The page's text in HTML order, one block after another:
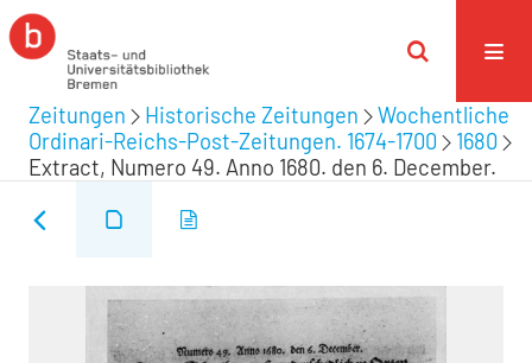
Zeitungen Historische Zeitungen
Wochentliche
Ordinari-Reichs-Post-Zeitungen. 1674-1700
1680
Extract, Numero 49. Anno 1680. den 6. December.